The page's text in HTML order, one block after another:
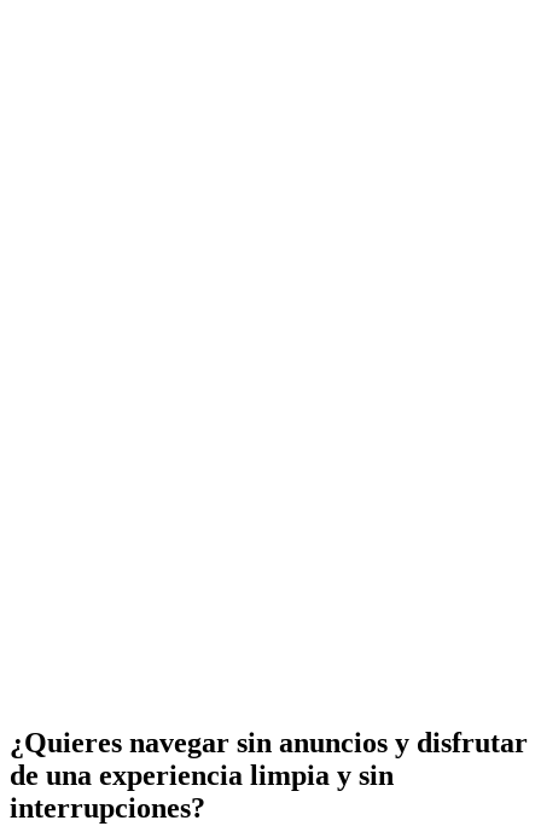
¿Quieres navegar sin anuncios y disfrutar
de una experiencia limpia y sin
interrupciones?